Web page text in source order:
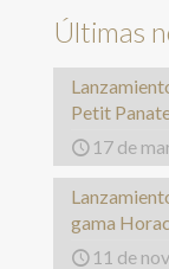
Últimas
Petit
17 de
gama
11 de